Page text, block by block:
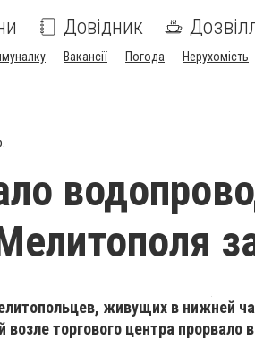
Довідник
Вакансії Погода Нерухомість
живущих в нижней
возле торгового центра прорвало